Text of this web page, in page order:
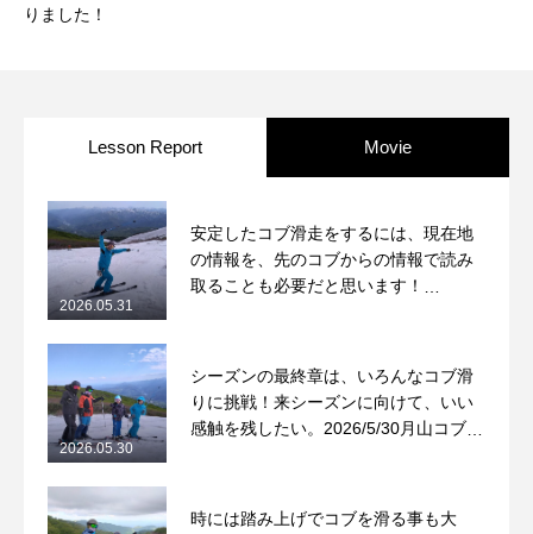
りました！
Lesson Report Movie
安定したコブ滑走をするには、現在地
の情報を、先のコブからの情報で読み
取ることも必要だと思います！
2026.05.31
シーズンの最終章は、いろんなコブ滑
りに挑戦！来シーズンに向けて、いい
感触を残したい。2026/5/30月山コブレ
2026.05.30
時には踏み上げでコブを滑る事も大